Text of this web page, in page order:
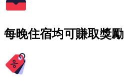
每晚住宿均可賺取獎勵